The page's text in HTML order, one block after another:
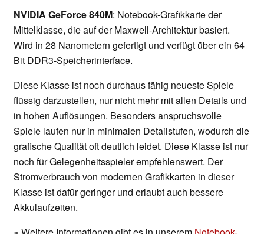
NVIDIA GeForce 840M: Notebook-Grafikkarte der
Mittelklasse, die auf der Maxwell-Architektur basiert.
Wird in 28 Nanometern gefertigt und verfügt über ein 64
Bit DDR3-Speicherinterface.
Diese Klasse ist noch durchaus fähig neueste Spiele
flüssig darzustellen, nur nicht mehr mit allen Details und
in hohen Auflösungen. Besonders anspruchsvolle
Spiele laufen nur in minimalen Detailstufen, wodurch die
grafische Qualität oft deutlich leidet. Diese Klasse ist nur
noch für Gelegenheitsspieler empfehlenswert. Der
Stromverbrauch von modernen Grafikkarten in dieser
Klasse ist dafür geringer und erlaubt auch bessere
Akkulaufzeiten.